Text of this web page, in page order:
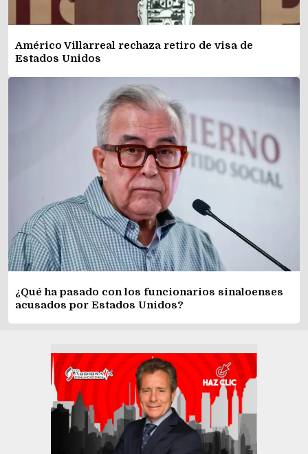
Américo Villarreal rechaza retiro de visa de
Estados Unidos
¿Qué ha pasado con los funcionarios sinaloenses
acusados por Estados Unidos?